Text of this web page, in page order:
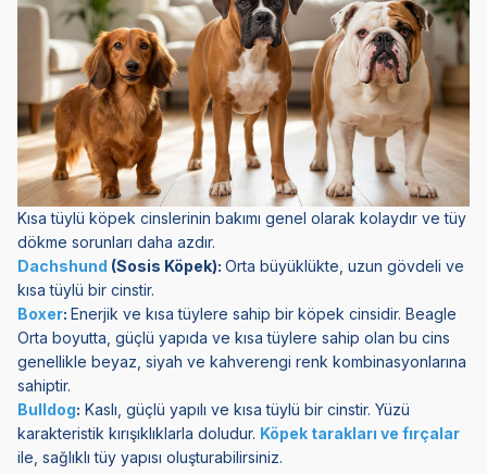
Kısa tüylü köpek cinslerinin bakımı genel olarak kolaydır ve tüy
dökme sorunları daha azdır.
Dachshund (Sosis Köpek): Orta büyüklükte, uzun gövdeli ve
kısa tüylü bir cinstir.
Boxer: Enerjik ve kısa tüylere sahip bir köpek cinsidir. Beagle
Orta boyutta, güçlü yapıda ve kısa tüylere sahip olan bu cins
genellikle beyaz, siyah ve kahverengi renk kombinasyonlarına
sahiptir.
Bulldog: Kaslı, güçlü yapılı ve kısa tüylü bir cinstir. Yüzü
karakteristik kırışıklıklarla doludur. Köpek tarakları ve fırçalar
ile, sağlıklı tüy yapısı oluşturabilirsiniz.